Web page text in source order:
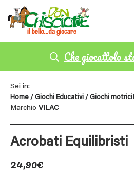
Che giocattolo
Sei in:
Home / Giochi Educativi / Giochi
Marchio VILAC
Acrobati Equilibristi
24,90€